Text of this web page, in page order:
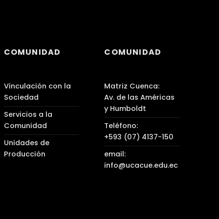
COMUNIDAD
Vinculación con la
Sociedad
Servicios a la
Comunidad
Unidades de
Producción
COMUNIDAD
Matriz Cuenca:
Av. de las Américas
y Humboldt
Teléfono:
+593 (07) 4137-150
email:
info@ucacue.edu.ec